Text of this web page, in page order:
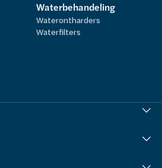
Waterbehandeling
Waterontharders
Waterfilters